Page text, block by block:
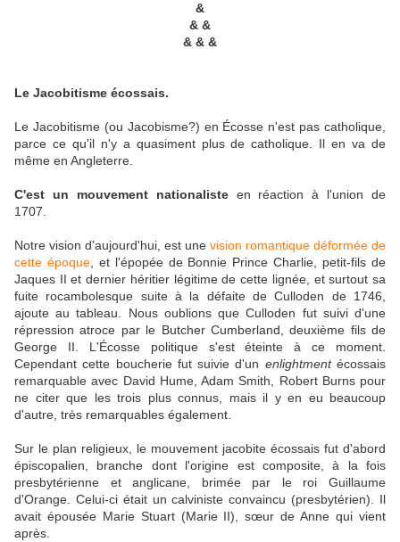
&
& &
& & &
Le Jacobitisme écossais.
Le Jacobitisme (ou Jacobisme?) en Écosse n'est pas catholique,
parce ce qu'il n'y a quasiment plus de catholique. Il en va de
même en Angleterre.
C'est un mouvement nationalisteen réaction à l'union de
1707.
Notre vision d'aujourd'hui, est une vision romantique déformée de
cette époque, et l'épopée de Bonnie Prince Charlie, petit-fils de
Jaques II et dernier héritier légitime de cette lignée, et surtout sa
fuite rocambolesque suite à la défaite de Culloden de 1746,
ajoute au tableau. Nous oublions que Culloden fut suivi d'une
répression atroce par le Butcher Cumberland, deuxième fils de
George II. L'Écosse politique s'est éteinte à ce moment.
Cependant cette boucherie fut suivie d'un enlightmentécossais
remarquable avec David Hume, Adam Smith, Robert Burns pour
ne citer que les trois plus connus, mais il y en eu beaucoup
d'autre, très remarquables également.
Sur le plan religieux, le mouvement jacobite écossais fut d'abord
épiscopalien, branche dont l'origine est composite, à la fois
presbytérienne et anglicane, brimée par le roi Guillaume
d'Orange. Celui-ci était un calviniste convaincu (presbytérien). Il
avait épousée Marie Stuart (Marie II), sœur de Anne qui vient
après.